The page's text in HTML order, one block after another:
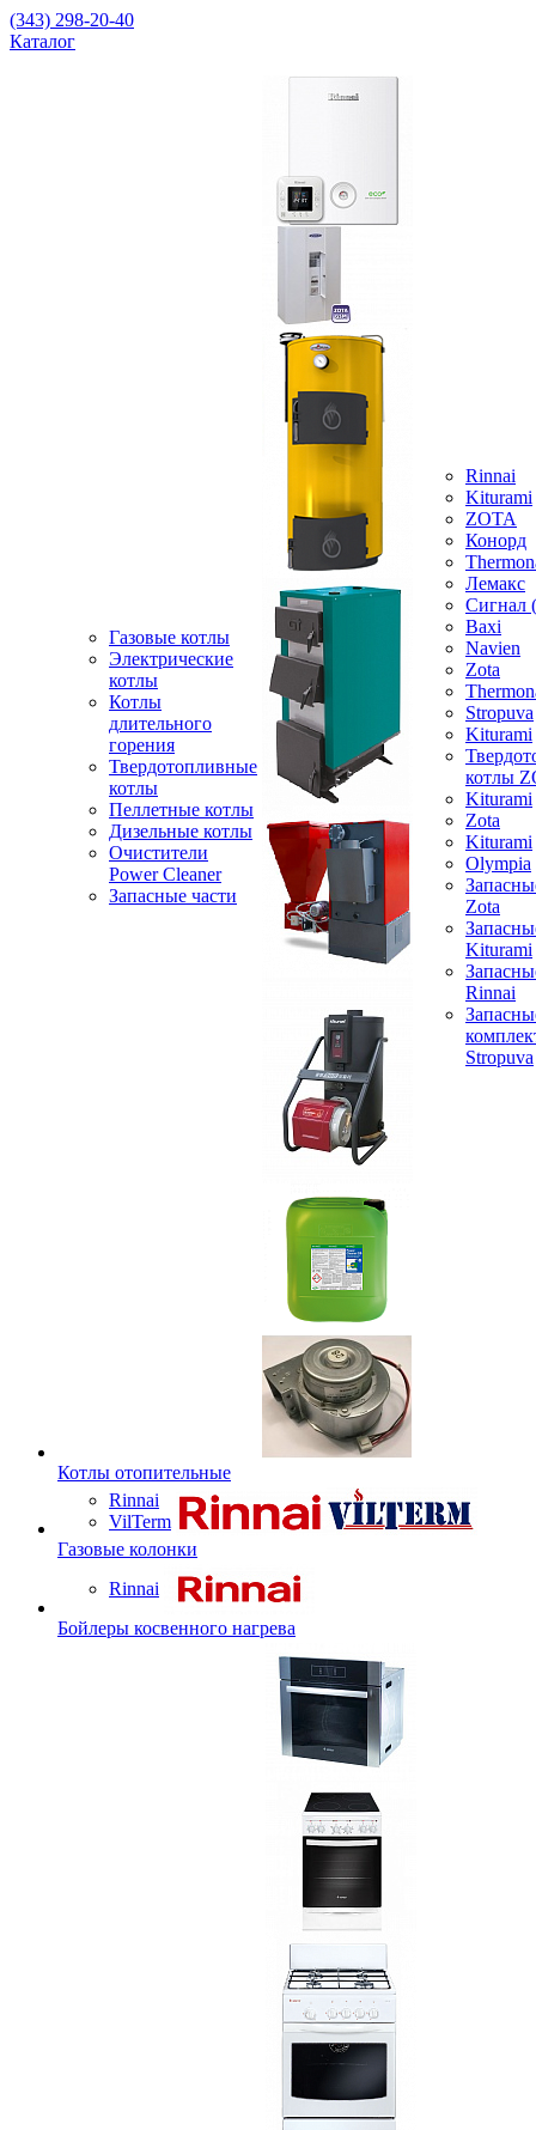
(343) 298-20-40
Каталог
Газовые котлы
Электрические
котлы
Котлы
длительного
горения
Твердотопливные
котлы
Пеллетные котлы
Дизельные котлы
Очистители
Power Cleaner
Запасные части
Rinnai
Kiturami
ZOTA
Конорд
Лемакс
Baxi
Navien
Zota
Stropuva
Kiturami
котлы
Kiturami
Zota
Kiturami
Olympia
Zota
Kiturami
Rinnai
Stropuva
Котлы отопительные
Rinnai
VilTerm
Газовые колонки
Rinnai
Бойлеры косвенного нагрева